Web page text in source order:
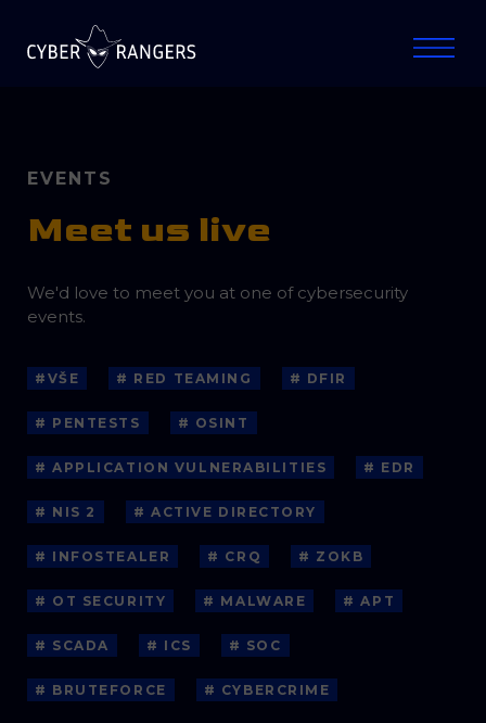
EVENTS
Meet us live
We'd love to meet you at one of cybersecurity
events.
#VŠE # RED TEAMING # DFIR
# PENTESTS # OSINT
# APPLICATION VULNERABILITIES # EDR
# NIS 2 # ACTIVE DIRECTORY
# INFOSTEALER # CRQ # ZOKB
# OT SECURITY # MALWARE # APT
# SCADA # ICS # SOC
# BRUTEFORCE # CYBERCRIME